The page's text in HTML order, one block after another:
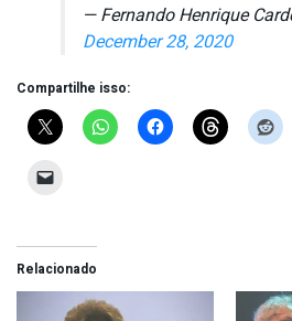
— Fernando Henrique
December 28, 2020
Compartilhe isso:
Relacionado